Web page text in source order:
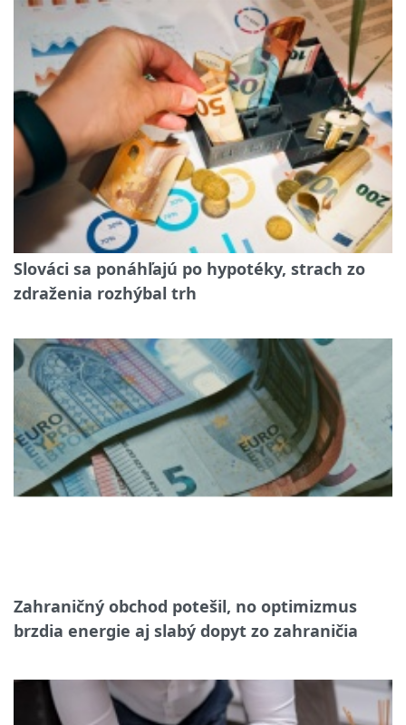
Slováci sa ponáhľajú po hypotéky, strach zo
zdraženia rozhýbal trh
Zahraničný obchod potešil, no optimizmus
brzdia energie aj slabý dopyt zo zahraničia